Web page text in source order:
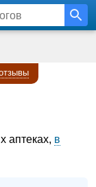
аптеках, в